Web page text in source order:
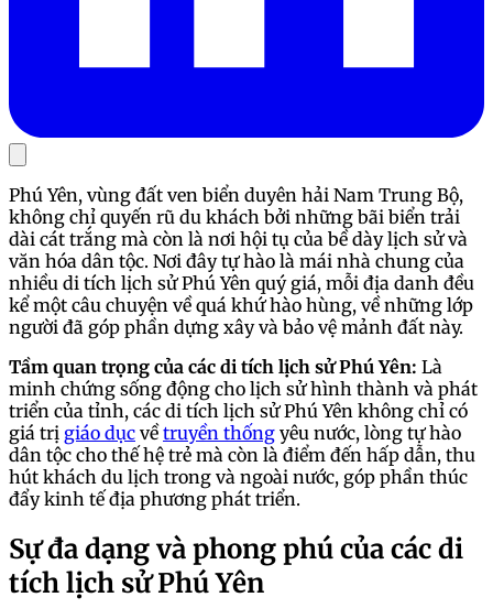
Phú Yên, vùng đất ven biển duyên hải Nam Trung Bộ,
không chỉ quyến rũ du khách bởi những bãi biển trải
dài cát trắng mà còn là nơi hội tụ của bề dày lịch sử và
văn hóa dân tộc. Nơi đây tự hào là mái nhà chung của
nhiều di tích lịch sử Phú Yên quý giá, mỗi địa danh đều
kể một câu chuyện về quá khứ hào hùng, về những lớp
người đã góp phần dựng xây và bảo vệ mảnh đất này.
Tầm quan trọng của các di tích lịch sử Phú Yên: Là
minh chứng sống động cho lịch sử hình thành và phát
triển của tỉnh, các di tích lịch sử Phú Yên không chỉ có
giá trị giáo dục vềtruyền thống yêu nước, lòng tự hào
dân tộc cho thế hệ trẻ mà còn là điểm đến hấp dẫn, thu
hút khách du lịch trong và ngoài nước, góp phần thúc
đẩy kinh tế địa phương phát triển.
Sự đa dạng và phong phú của các di
tích lịch sử Phú Yên